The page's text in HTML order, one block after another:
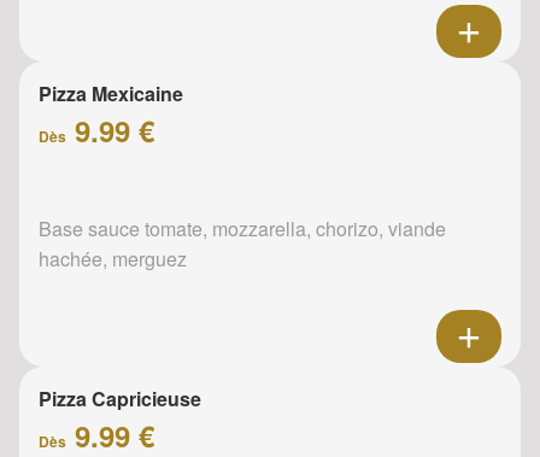
Pizza Mexicaine
Dès 9.99 €
Base sauce tomate, mozzarella, chorizo, viande
hachée, merguez
Pizza Capricieuse
Dès 9.99 €